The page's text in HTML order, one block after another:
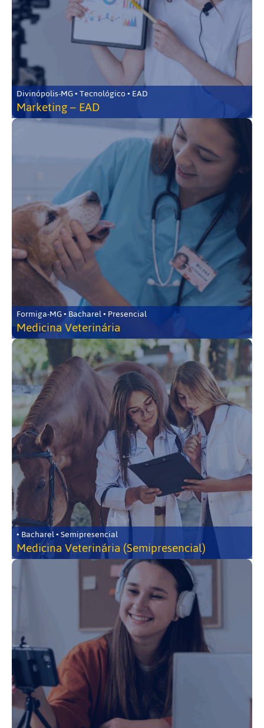
Divinópolis-MG • Tecnológico • EAD
Marketing – EAD
Formiga-MG • Bacharel • Presencial
Medicina Veterinária
• Bacharel • Semipresencial
Medicina Veterinária (Semipresencial)